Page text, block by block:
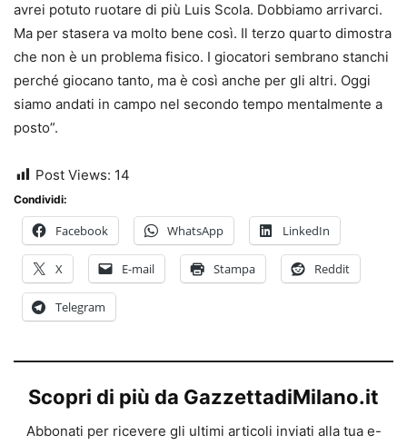
avrei potuto ruotare di più Luis Scola. Dobbiamo arrivarci.
Ma per stasera va molto bene così. Il terzo quarto dimostra
che non è un problema fisico. I giocatori sembrano stanchi
perché giocano tanto, ma è così anche per gli altri. Oggi
siamo andati in campo nel secondo tempo mentalmente a
posto”.
Post Views: 14
Condividi:
Facebook WhatsApp LinkedIn
X E-mail Stampa Reddit
Telegram
Scopri di più da GazzettadiMilano.it
Abbonati per ricevere gli ultimi articoli inviati alla tua e-